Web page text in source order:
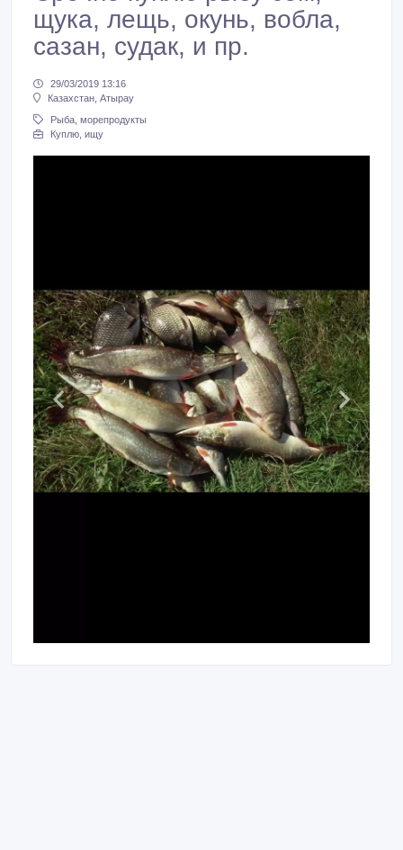
щука, лещь, окунь, вобла,
сазан, судак, и пр.
29/03/2019 13:16
Казахстан, Атырау
Рыба, морепродукты
Куплю, ищу